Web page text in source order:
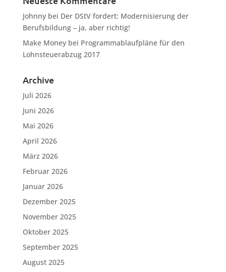
Johnnybei Der DStV fordert: Modernisierung der
Berufsbildung – ja, aber richtig!
Make Moneybei Programmablaufpläne für den
Lohnsteuerabzug 2017
Archive
Juli 2026
Juni 2026
Mai 2026
April 2026
März 2026
Februar 2026
Januar 2026
Dezember 2025
November 2025
Oktober 2025
September 2025
August 2025